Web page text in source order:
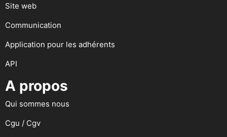
Site web
Communication
Application pour les adhérents
API
A propos
Qui sommes nous
Cgu / Cgv